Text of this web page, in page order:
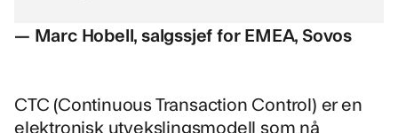
— Marc Hobell, salgssjef for EMEA, Sovos
CTC (Continuous Transaction Control) er en
elektronisk utvekslingsmodell som nå